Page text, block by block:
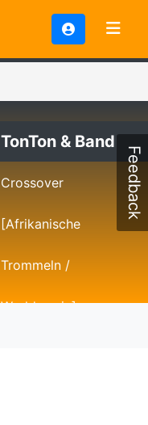
TonTon & Band
Crossover
[Afrikanische
Trommeln /
Worldmusic]
Feedback